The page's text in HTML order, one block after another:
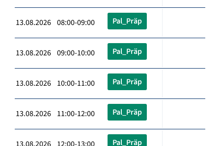
13.08.2026 08:00-09:00 Pal_Präp
13.08.2026 09:00-10:00 Pal_Präp
13.08.2026 10:00-11:00 Pal_Präp
13.08.2026 11:00-12:00 Pal_Präp
Pal_Präp